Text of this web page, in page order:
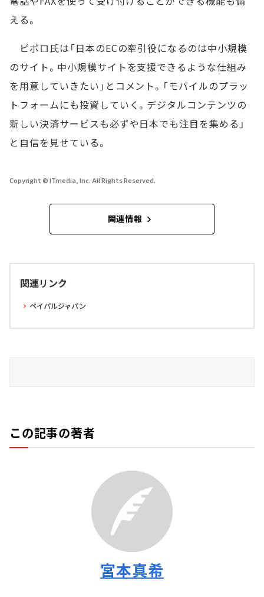
える。
ピポロ氏は「日本のECの牽引役になるのは中小規模
のサイト。中小規模サイトを支援できるような仕組み
を用意していきたい」とコメント。「モバイルのプラッ
トフォームにも投資していく。デジタルコンテンツの
新しい決済サービスも必ずや日本でも注目を集める」
と自信を見せている。
Copyright © ITmedia, Inc. All Rights Reserved.
関連情報
関連リンク
ペイパルジャパン
この記事の著者
宮本真希